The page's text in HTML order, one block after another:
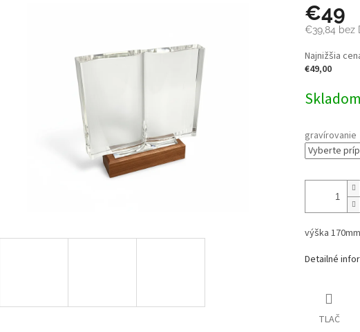
€49
€39,84 bez
Jednotková
cena:
Najnižšia
€49,00
gravírovanie
výška 170mm
Detailné
TLAČ